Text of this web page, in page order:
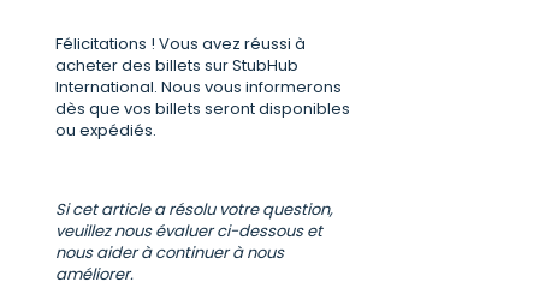
Félicitations ! Vous avez réussi à
acheter des billets sur StubHub
International. Nous vous informerons
dès que vos billets seront disponibles
ou expédiés.
Si cet article a résolu votre question,
veuillez nous évaluer ci-dessous et
nous aider à continuer à nous
améliorer.